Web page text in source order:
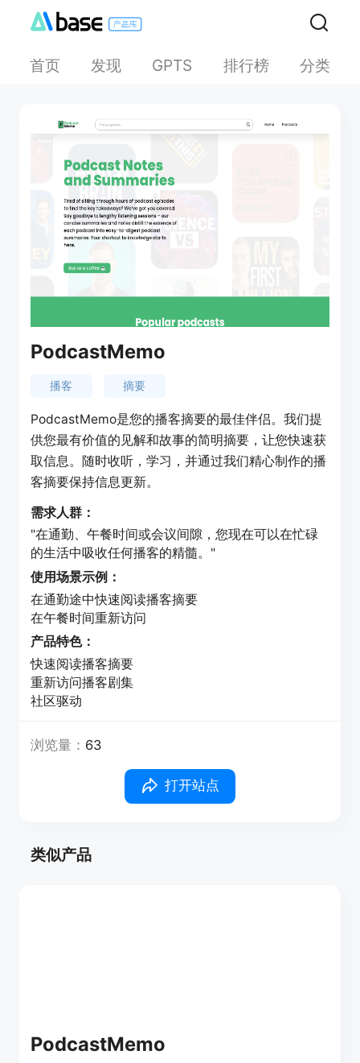
首页 发现 GPTS 排行榜 分类
PodcastMemo
播客 摘要
PodcastMemo是您的播客摘要的最佳伴侣。我们提
供您最有价值的见解和故事的简明摘要，让您快速获
取信息。随时收听，学习，并通过我们精心制作的播
客摘要保持信息更新。
需求人群：
"在通勤、午餐时间或会议间隙，您现在可以在忙碌
的生活中吸收任何播客的精髓。"
使用场景示例：
在通勤途中快速阅读播客摘要
在午餐时间重新访问
产品特色：
快速阅读播客摘要
重新访问播客剧集
社区驱动
浏览量： 63
打开站点
类似产品
PodcastMemo